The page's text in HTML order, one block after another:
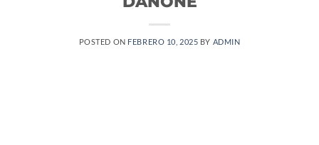
POSTED ON FEBRERO 10, 2025 BY ADMIN